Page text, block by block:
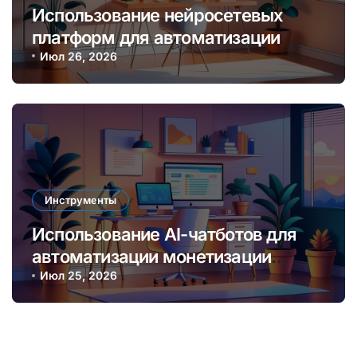
Использование нейросетевых
платформ для автоматизации
создания контента и монетизации
онлайн
Июл 26, 2026
Инструменты
Использование AI-чатботов для
автоматизации монетизации
контента и услуг онлайн
Июл 25, 2026